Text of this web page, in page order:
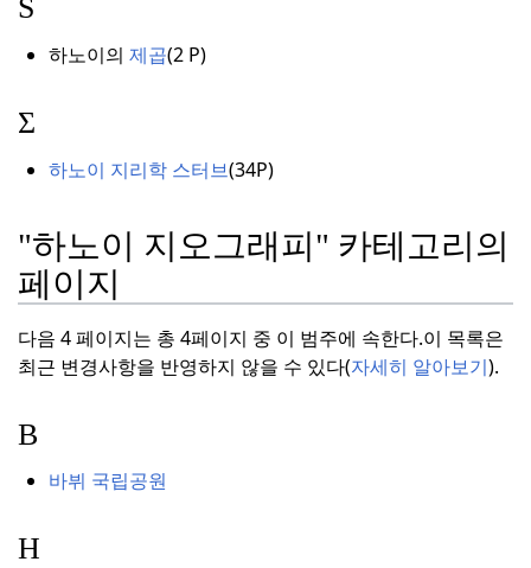
S
하노이의 제곱(2 P)
Σ
하노이 지리학 스터브(34P)
"하노이 지오그래피" 카테고리의
페이지
다음 4 페이지는 총 4페이지 중 이 범주에 속한다.이 목록은
최근 변경사항을 반영하지 않을 수 있다(자세히 알아보기).
B
바뷔 국립공원
H